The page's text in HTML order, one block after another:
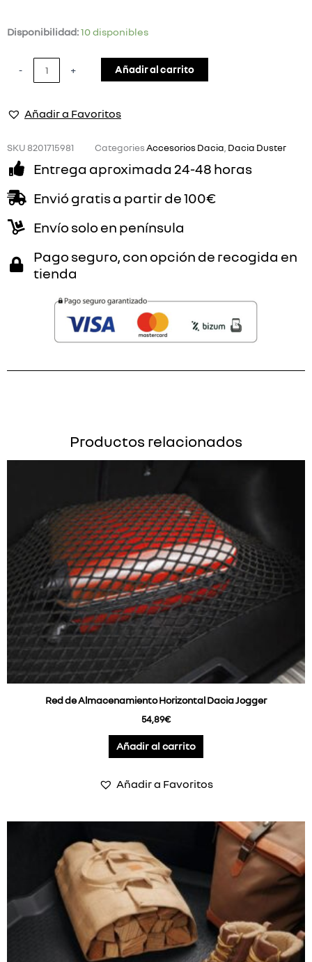
Disponibilidad:10 disponibles
-
UMBRALES
DELANTERAS
DACIA
cantidad
+ Añadir al carrito
Añadir a Favoritos
SKU8201715981 CategoriesAccesorios Dacia, Dacia Duster
Entrega aproximada 24-48 horas
Envió gratis a partir de 100€
Envío solo en península
Pago seguro, con opción de recogida en
tienda
Productos relacionados
Red de Almacenamiento Horizontal Dacia Jogger
54,89€
Añadir al carrito
Añadir a Favoritos